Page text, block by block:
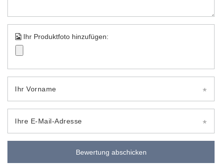
Ihr Produktfoto hinzufügen:
Ihr Vorname
Ihre E-Mail-Adresse
Bewertung abschicken